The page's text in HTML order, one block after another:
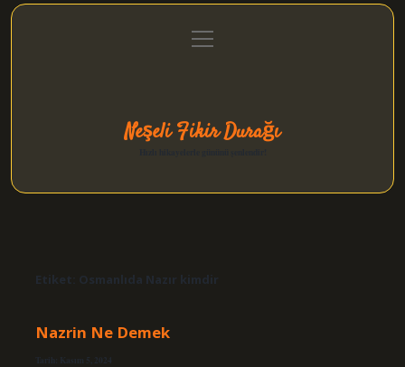
Gizlilik Politikası
menüyü
aç
Neşeli Fikir Durağı
Etiket: Osmanlıda Nazır kimdir
Nazrin Ne Demek
Tarih: Kasım 5, 2024